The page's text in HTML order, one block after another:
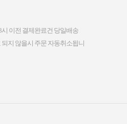
이전 결제완료건 당일배송
지 않을시 주문 자동취소됩니